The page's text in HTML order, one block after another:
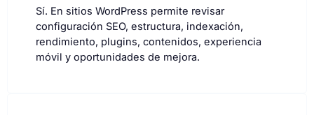
Sí. En sitios WordPress permite revisar
configuración SEO, estructura, indexación,
rendimiento, plugins, contenidos, experiencia
móvil y oportunidades de mejora.